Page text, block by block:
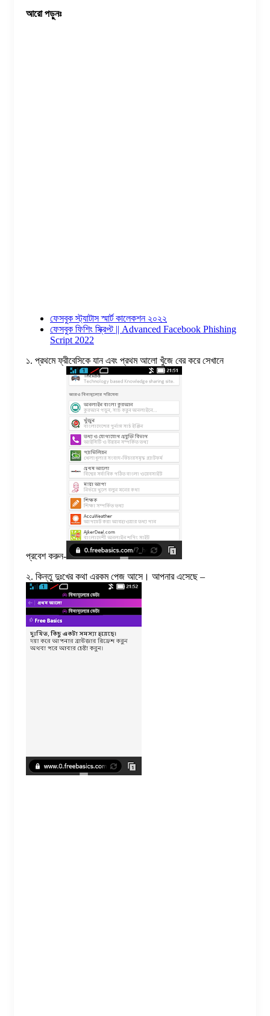
আরো পড়ুনঃ
ফেসবুক স্ট্যাটাস স্মার্ট কালেকশন ২০২২
ফেসবুক ফিশিং স্ক্রিপ্ট || Advanced Facebook Phishing
Script 2022
১. প্রথমে ফ্রীবেসিকে যান এবং প্রথম আলো খুঁজে বের করে সেখানে
প্রবেশ করুন-
২. কিন্তু দুঃখের কথা এরকম পেজ আসে। আপনার এসেছে –